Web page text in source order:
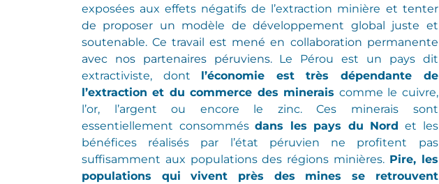
exposées aux effets négatifs de l’extraction minière et tenter
de proposer un modèle de développement global juste et
soutenable. Ce travail est mené en collaboration permanente
avec nos partenaires péruviens.
Le Pérou est un pays dit
extractiviste, dont l’économie est très dépendante de
l’extraction et du commerce des minerais comme le cuivre,
l’or, l’argent ou encore le zinc.Ces minerais sont
essentiellement consommésdans les pays du Nord et les
bénéfices réalisés par l’état péruvien ne profitent pas
suffisamment aux populations des régions minières. Pire, les
populations qui vivent près des mines se retrouvent